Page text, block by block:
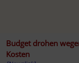
Budget drohen
Kosten